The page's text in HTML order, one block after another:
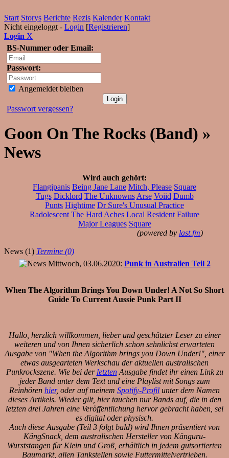
Start Storys Berichte Rezis Kalender Kontakt
Nicht eingeloggt - Login [Registrieren]
Login X
BS-Nummer oder Email:
Passwort:
Angemeldet bleiben
Passwort vergessen?
Goon On The Rocks (Band) »
News
Wird auch gehört:
Flangipanis Being Jane Lane Mitch, Please Square
Tugs Dicklord The Unknowns Arse Voiid Dumb
Punts Hightime Dr Sure's Unusual Practice
Radolescent The Hard Aches Local Resident Failure
Major Leagues Square
(powered by last.fm)
News (1) Termine (0)
Mittwoch, 03.06.2020: Punk in Australien Teil 2
When The Algorithm Brings You Down Under! A Not So Short
Guide To Current Aussie Punk Part II
Hallo, herzlich willkommen, lieber und geschätzter Leser zu einer
weiteren und von Ihnen sicherlich schon sehnlichst erwarteten
Ausgabe von "When the Algorithm brings you Down Under!", einer
etwas ausgearteten Werkschau der aktuellen australischen
Punkrockszene. Wie bei der letztenAusgabe findet ihr einen Link zu
jeder Band unter dem Text und eine Playlist mit Songs zum
Reinhören hier, oder auf meinem Spotify-Profil unter dem Namen
dieses Artikels. Wieder gilt, hier tauchen nur Bands auf, die in den
letzten drei Jahren eine Veröffentlichung hervor gebracht haben, sei
es digital oder physisch.
Auch diese Ausgabe (Teil 3 folgt bald) wird Ihnen präsentiert von
KängSnack, dem australischen Hersteller von Känguru-
Wurststangen für Klein und Groß, erhältlich in jedem gutsortierten
Baumarkt, allen Tankstellen sowie Futtermittelvertrieben.